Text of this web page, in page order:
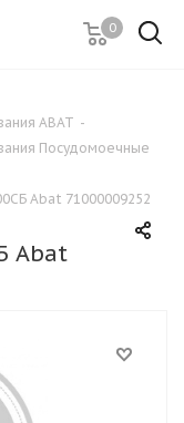
0
ABAT -
Посудомоечные
Abat 71000009252
Abat